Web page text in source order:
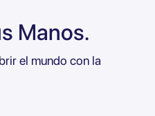
Manos.
el mundo con la